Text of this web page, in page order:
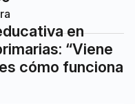
en
“Viene
cómo funciona